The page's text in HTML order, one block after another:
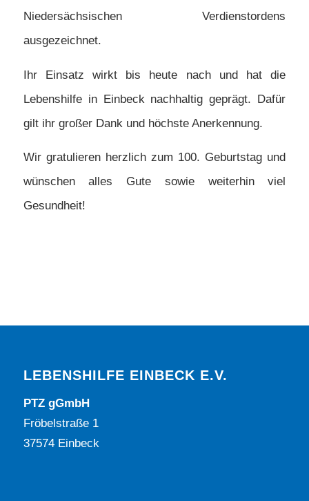
Niedersächsischen Verdienstordens
ausgezeichnet.
Ihr Einsatz wirkt bis heute nach und hat die
Lebenshilfe in Einbeck nachhaltig geprägt. Dafür
gilt ihr großer Dank und höchste Anerkennung.
Wir gratulieren herzlich zum 100. Geburtstag und
wünschen alles Gute sowie weiterhin viel
Gesundheit!
LEBENSHILFE EINBECK E.V.
PTZ gGmbH
Fröbelstraße 1
37574 Einbeck